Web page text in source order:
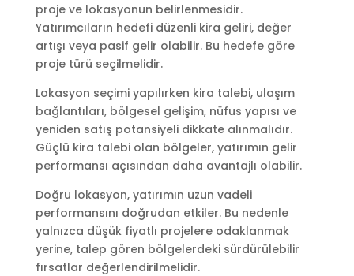
proje ve lokasyonun belirlenmesidir.
Yatırımcıların hedefi düzenli kira geliri, değer
artışı veya pasif gelir olabilir. Bu hedefe göre
proje türü seçilmelidir.
Lokasyon seçimi yapılırken kira talebi, ulaşım
bağlantıları, bölgesel gelişim, nüfus yapısı ve
yeniden satış potansiyeli dikkate alınmalıdır.
Güçlü kira talebi olan bölgeler, yatırımın gelir
performansı açısından daha avantajlı olabilir.
Doğru lokasyon, yatırımın uzun vadeli
performansını doğrudan etkiler. Bu nedenle
yalnızca düşük fiyatlı projelere odaklanmak
yerine, talep gören bölgelerdeki sürdürülebilir
fırsatlar değerlendirilmelidir.